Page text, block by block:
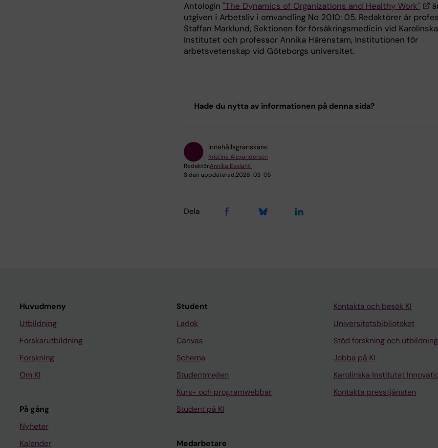
Antologin "The Dynamics of Organizations and Healthy Work"
utgiven i Arbetsliv i omvandling No 2010: 05. Redaktörer är
Staffan Marklund, Sektionen för försäkringsmedicin vid Karolinska
Institutet och professor Annika Härenstam, Institutionen för
arbetsvetenskap vid Göteborgs universitet.
Hade du nytta av informationen på denna sida?
Innehållsgranskare:
Kristina Alexanderson
Redaktör:Annika Evolahti
Sidan uppdaterad:2026-03-05
Dela
Huvudmeny
Utbildning
Forskarutbildning
Forskning
Om KI
På gång
Nyheter
Kalender
Student
Ladok
Canvas
Schema
Studentmejlen
Kurs- och programwebbar
Student på KI
Medarbetare
Kontakta och besök KI
Universitetsbiblioteket
Stöd forskning och utbildning
Jobba på KI
Karolinska Institutet
Kontakta presstjänsten